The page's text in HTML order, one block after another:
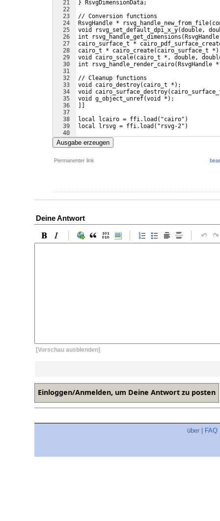
21
22
23
24
25
26
27
28
29
30
31
32
33
34
35
36
37
38
39
40
41
} RsvgDimensionData;
// Conversion functions
RsvgHandle * rsvg_handle_new_from_file(
void rsvg_set_default_dpi_x_y(double,
int rsvg_handle_get_dimensions (
cairo_surface_t *
cairo_t * cairo_create( cairo_surface_t * )
void cairo_scale( cairo_t *, double,
int rsvg_handle_render_cairo(
// Cleanup functions
void cairo_destroy( cairo_t * ) ;
void cairo_surface_destroy(
void g_object_unref(void * ) ;
local lcairo = ffi.load ( "cairo" )
local lrsvg = ffi.load ( "rsvg-2" )
function svg_to_pdf
Ausgabe erzeugen
Permanenter link
Deine Antwort
[Vorschau ausblenden]
über FAQ